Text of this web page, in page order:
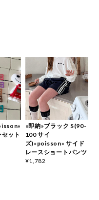
ット
«即納»ブラック S(90-
100 サイ
ズ)«poisson» サイド
レースショートパンツ
¥1,782